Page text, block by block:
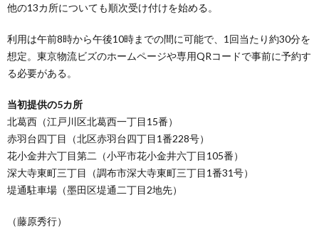
他の13カ所についても順次受け付けを始める。
利用は午前8時から午後10時までの間に可能で、1回当たり約30分を
想定。東京物流ビズのホームページや専用QRコードで事前に予約す
る必要がある。
当初提供の5カ所
北葛西（江戸川区北葛西一丁目15番）
赤羽台四丁目（北区赤羽台四丁目1番228号）
花小金井六丁目第二（小平市花小金井六丁目105番）
深大寺東町三丁目（調布市深大寺東町三丁目1番31号）
堤通駐車場（墨田区堤通二丁目2地先）
（藤原秀行）